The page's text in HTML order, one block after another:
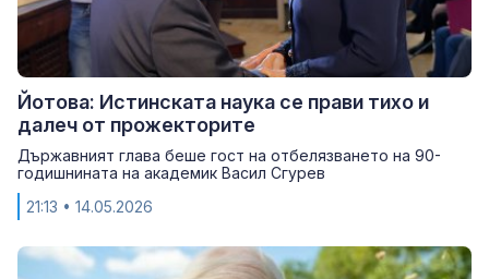
Йотова: Истинската наука се прави тихо и
далеч от прожекторите
Държавният глава беше гост на отбелязването на 90-
годишнината на академик Васил Сгурев
21:13 • 14.05.2026